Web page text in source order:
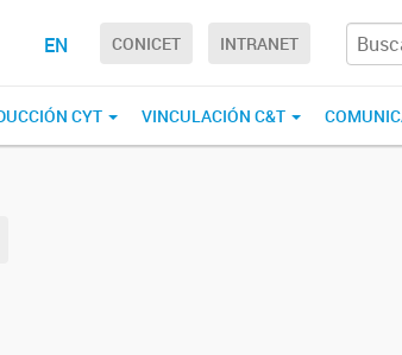
EN CONICET INTRANET
CYT VINCULACIÓN C&T